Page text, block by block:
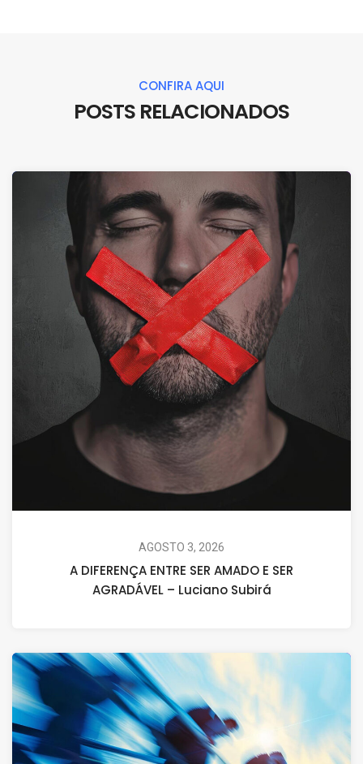
CONFIRA AQUI
POSTS RELACIONADOS
AGOSTO 3, 2026
A DIFERENÇA ENTRE SER AMADO E SER
AGRADÁVEL – Luciano Subirá